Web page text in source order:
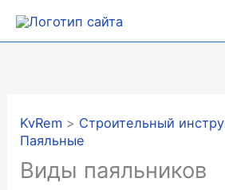
содержимому
KvRem > Строительный
Паяльные
Виды паяльников